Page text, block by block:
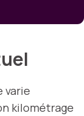
varie
kilométrage